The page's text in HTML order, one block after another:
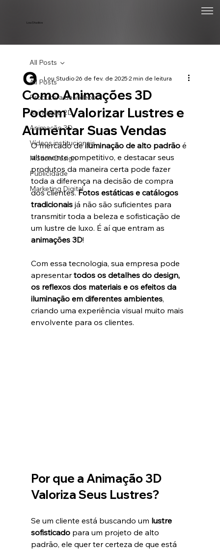
Lou Studios
All Posts
Produtora de vídeos
Animação 2D
Animação 3D
Vídeos institucionais
Motion Design
Publicidade
Marketing Digital
All Posts
Como Animações 3D
Podem Valorizar Lustres e
Aumentar Suas Vendas
Lou Studio26 de fev. de 20252 min de leitura
O mercado de iluminação de alto padrão é
altamente competitivo, e destacar seus
produtos da maneira certa pode fazer
toda a diferença na decisão de compra
dos clientes. Fotos estáticas e catálogos
tradicionais já não são suficientes para
transmitir toda a beleza e sofisticação de
um lustre de luxo. É aí que entram as
animações 3D!
Com essa tecnologia, sua empresa pode
apresentar todos os detalhes do design,
os reflexos dos materiais e os efeitos da
iluminação em diferentes ambientes,
criando uma experiência visual muito mais
envolvente para os clientes.
Por que a Animação 3D
Valoriza Seus Lustres?
Se um cliente está buscando um lustre
sofisticado para um projeto de alto
padrão, ele quer ter certeza de que está